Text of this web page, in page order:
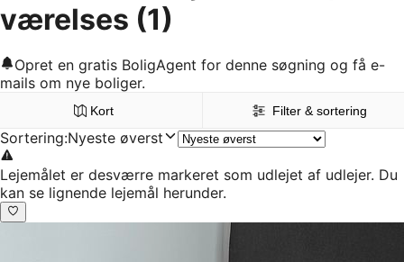
værelses (1)
Opret en gratis BoligAgent for denne søgning og få e-
mails om nye boliger.
Kort Filter & sortering
Sortering:Nyeste øverst
Lejemålet er desværre markeret som udlejet af udlejer. Du
kan se lignende lejemål herunder.